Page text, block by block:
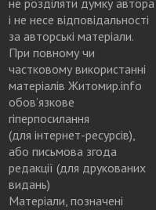
і не несе відповідальності
за авторські матеріали.
При повному чи
частковому використанні
матеріалів Житомир.info
обов’язкове
гіперпосилання
(для інтернет-ресурсів),
або письмова згода
редакції (для друкованих
видань)
Матеріали, позначені